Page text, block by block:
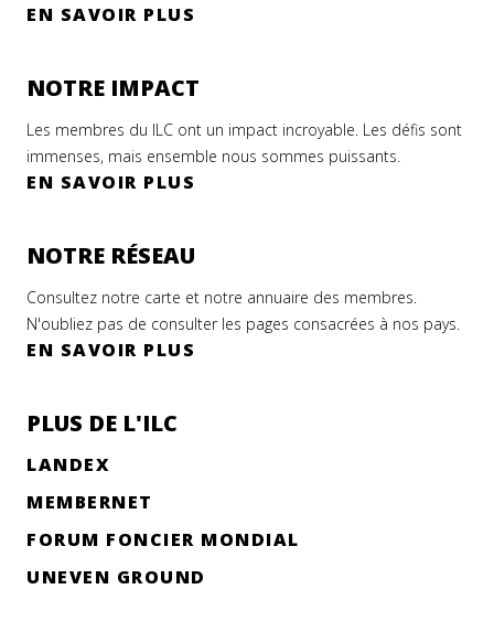
EN SAVOIR PLUS
NOTRE IMPACT
Les membres du ILC ont un impact incroyable. Les défis sont
immenses, mais ensemble nous sommes puissants.
EN SAVOIR PLUS
NOTRE RÉSEAU
Consultez notre carte et notre annuaire des membres.
N'oubliez pas de consulter les pages consacrées à nos pays.
EN SAVOIR PLUS
PLUS DE L'ILC
LANDEX
MEMBERNET
FORUM FONCIER MONDIAL
UNEVEN GROUND